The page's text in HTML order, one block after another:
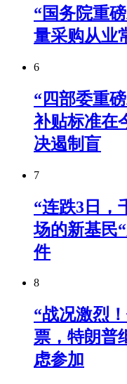
“国务院重
量采购从业
6
“四部委重
补贴标准在
决遏制盲
7
“连跌3日，
场的新基民
件
8
“战况激烈
票，特朗普
虑参加